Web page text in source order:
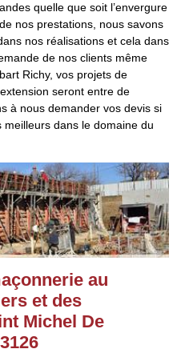
quelle que soit l’envergure
nos prestations, nous savons
nos réalisations et cela dans
de nos clients même
Richy, vos projets de
seront entre de
à nous demander vos devis si
dans le domaine du
au
et des
Michel De